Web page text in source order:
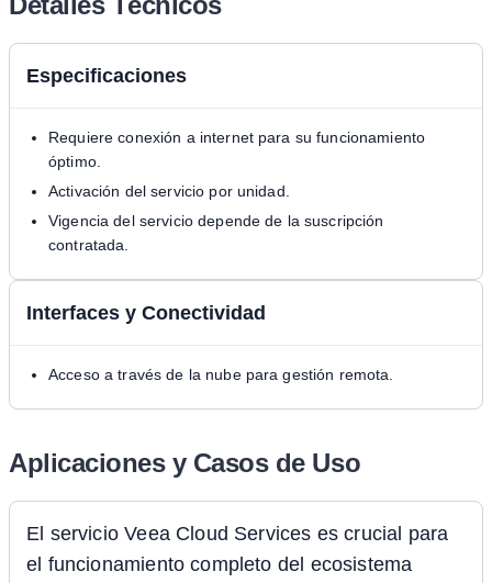
Especificaciones
Requiere conexión a internet para su funcionamiento
óptimo.
Activación del servicio por unidad.
Vigencia del servicio depende de la suscripción
contratada.
Interfaces y Conectividad
Acceso a través de la nube para gestión remota.
Aplicaciones y Casos de Uso
El servicio Veea Cloud Services es crucial para
el funcionamiento completo del ecosistema